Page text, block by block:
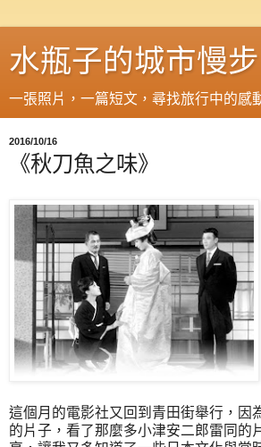
水瓶子的城市慢步
一張照片，一篇短文，尋找旅行中的感
2016/10/16
《秋刀魚之味》
這個月的電影社又回到青田街舉行，因
的片子，看了那麼多小津安二郎雷同的